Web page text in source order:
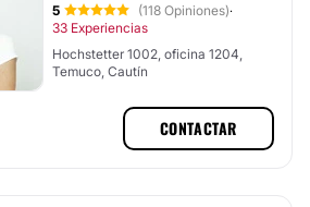
5 (118 Opiniones)·
33 Experiencias
Hochstetter 1002, oficina 1204,
Temuco, Cautín
CONTACTAR